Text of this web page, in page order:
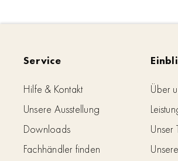
Service
Hilfe & Kontakt
Unsere Ausstellung
Downloads
Fachhändler finden
Über
Unser